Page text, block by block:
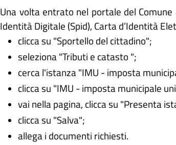
Una volta entrato nel portale del
Identità Digitale (Spid), Carta d’Identità
clicca su "Sportello del cittadino";
seleziona "Tributi e catasto ";
cerca l'istanza "IMU - imposta
clicca su "IMU - imposta municipale
vai nella pagina, clicca su "Presenta
clicca su "Salva";
allega i documenti richiesti.